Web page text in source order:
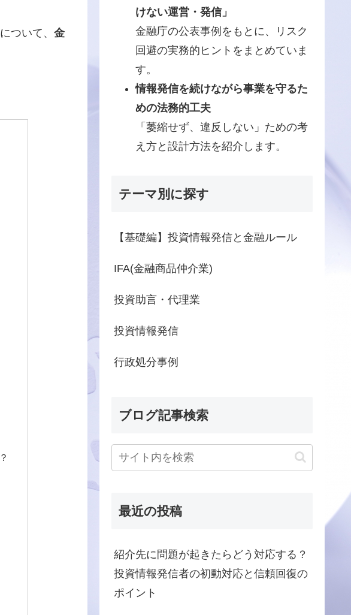
ついて、 金
けない運営・発信」
金融庁の公表事例をもとに、リスク
回避の実務的ヒントをまとめていま
す。
情報発信を続けながら事業を守るた
めの法務的工夫
「萎縮せず、違反しない」ための考
え方と設計方法を紹介します。
テーマ別に探す
【基礎編】投資情報発信と金融ルール
IFA(金融商品仲介業)
投資助言・代理業
投資情報発信
行政処分事例
ブログ記事検索
最近の投稿
紹介先に問題が起きたらどう対応する？
投資情報発信者の初動対応と信頼回復の
ポイント